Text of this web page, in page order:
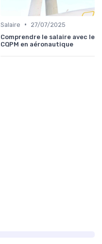
Salaire •
27/07/2025
Comprendre le salaire avec le
CQPM en aéronautique